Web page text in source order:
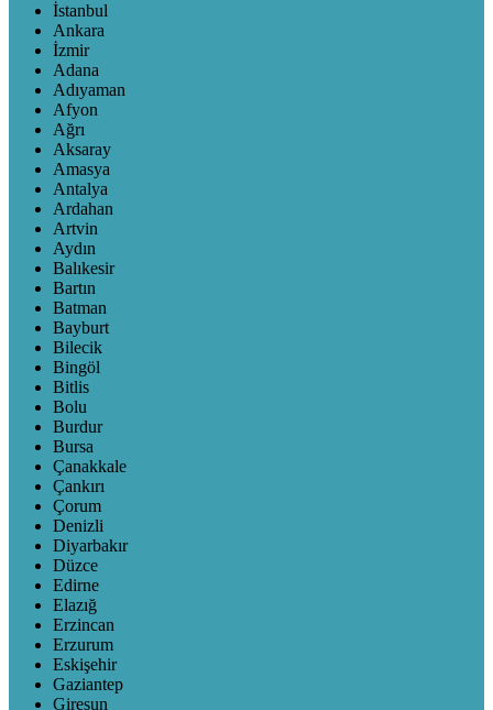
İstanbul
Ankara
İzmir
Adana
Adıyaman
Afyon
Ağrı
Aksaray
Amasya
Antalya
Ardahan
Artvin
Aydın
Balıkesir
Bartın
Batman
Bayburt
Bilecik
Bingöl
Bitlis
Bolu
Burdur
Bursa
Çanakkale
Çankırı
Çorum
Denizli
Diyarbakır
Düzce
Edirne
Elazığ
Erzincan
Erzurum
Eskişehir
Gaziantep
Giresun